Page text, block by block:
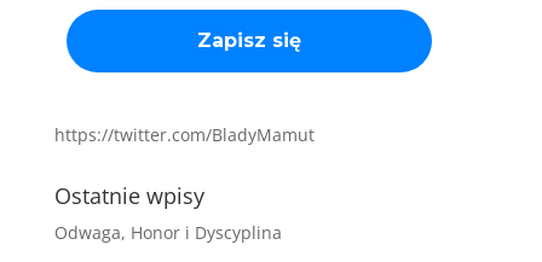
https://twitter.com/BladyMamut
Ostatnie wpisy
Odwaga, Honor i Dyscyplina